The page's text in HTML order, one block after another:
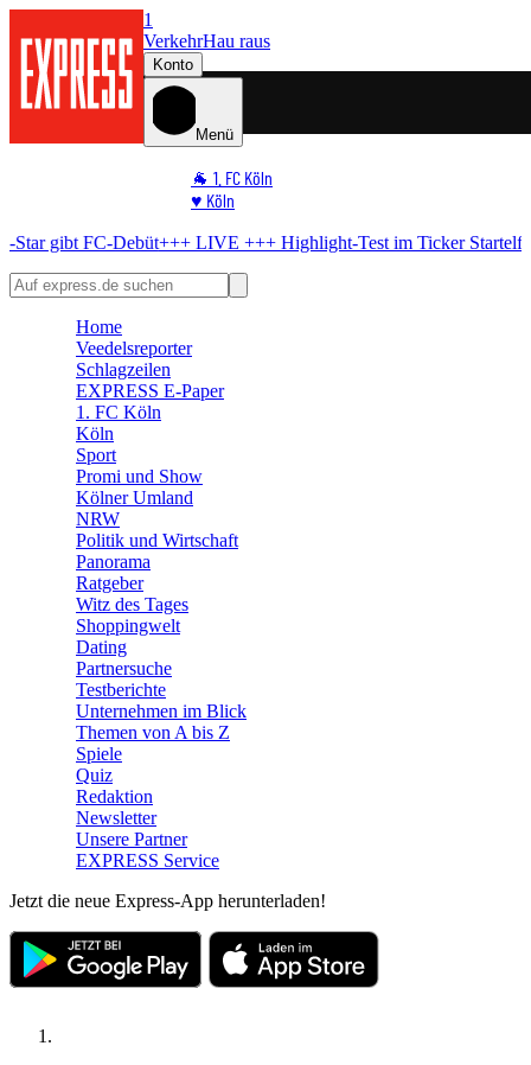
1
VerkehrHau raus
Konto
Menü
🐐 1. FC Köln
♥️ Köln
🏆 Sport
Debüt+++ LIVE +++Highlight-Test im TickerStartelf da – WM-
Home
Veedelsreporter
Schlagzeilen
EXPRESS E-Paper
1. FC Köln
Köln
Sport
Promi und Show
Kölner Umland
NRW
Politik und Wirtschaft
Panorama
Ratgeber
Witz des Tages
Shoppingwelt
Dating
Partnersuche
Testberichte
Unternehmen im Blick
Themen von A bis Z
Spiele
Quiz
Redaktion
Newsletter
Unsere Partner
EXPRESS Service
Jetzt die neue Express-App herunterladen!